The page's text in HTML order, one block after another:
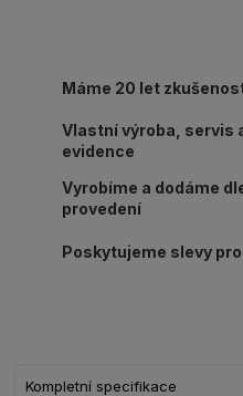
Máme 20 let
Vlastní výroba, servis
evidence
Vyrobíme a dodáme
provedení
Poskytujeme slevy
Kompletní specifikace